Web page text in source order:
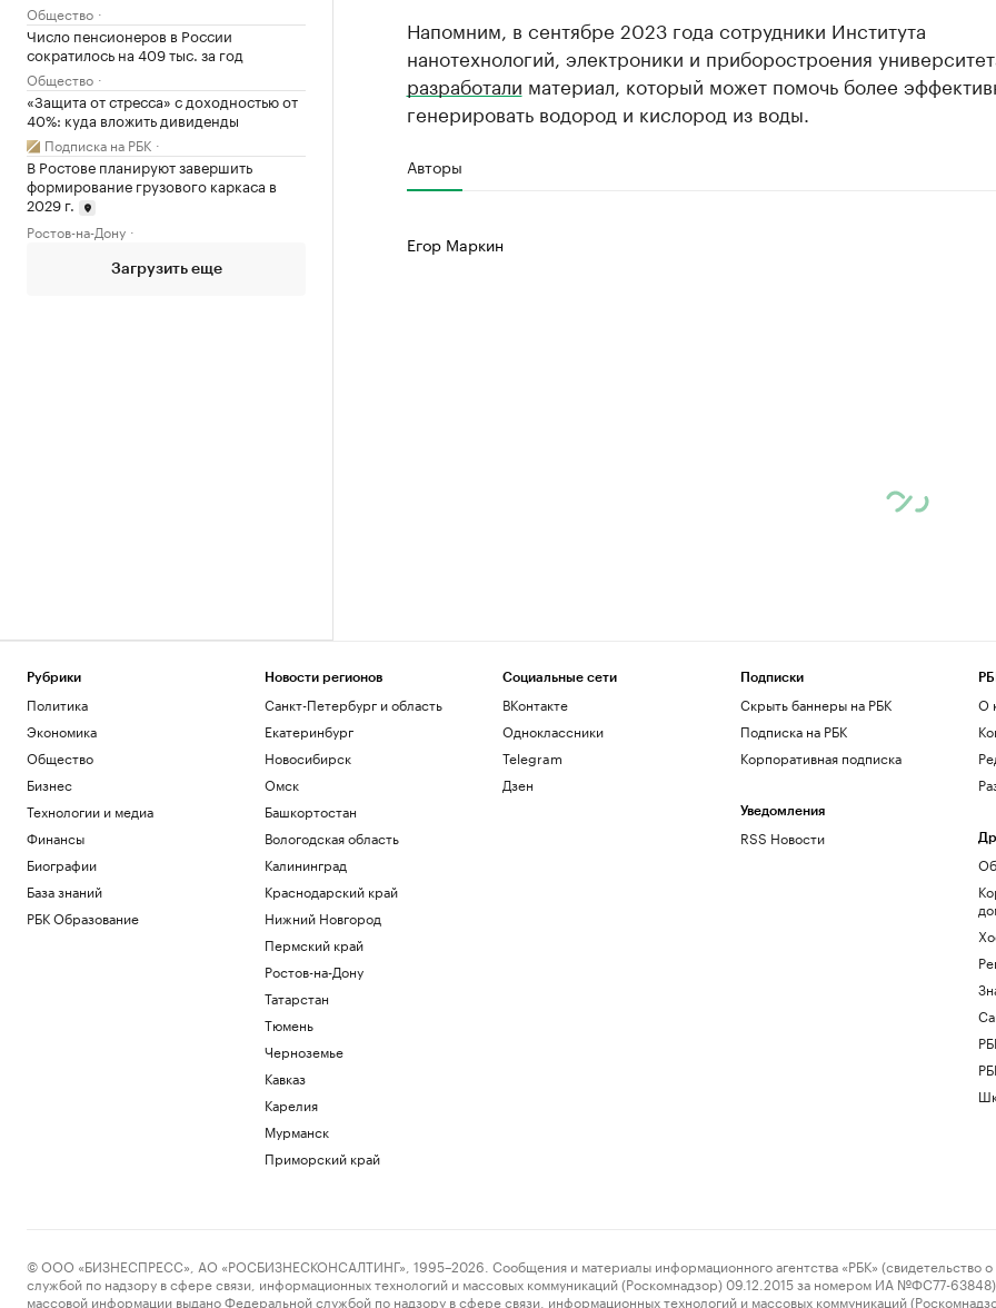
Общество
Число пенсионеров в России
сократилось на 409 тыс. за год
Общество
«Защита от стресса» с доходностью от
40%: куда вложить дивиденды
Подписка на РБК
В Ростове планируют завершить
формирование грузового каркаса в
2029 г.
Ростов-на-Дону
Загрузить еще
Напомним, в сентябре 2023 года сотрудники Института
нанотехнологий, электроники и приборостроения
разработали материал, который может помочь более
генерировать водород и кислород из воды.
Авторы
Егор Маркин
Рубрики
Политика
Экономика
Общество
Бизнес
Технологии и медиа
Финансы
Биографии
База знаний
РБК Образование
Новости регионов
Санкт-Петербург и область
Екатеринбург
Новосибирск
Омск
Башкортостан
Вологодская область
Калининград
Краснодарский край
Нижний Новгород
Пермский край
Ростов-на-Дону
Татарстан
Тюмень
Черноземье
Кавказ
Карелия
Мурманск
Приморский край
Социальные сети
ВКонтакте
Одноклассники
Telegram
Дзен
Подписки
Скрыть баннеры на РБК
Подписка на РБК
Корпоративная подписка
Уведомления
RSS Новости
О
© ООО «БИЗНЕСПРЕСС», АО «РОСБИЗНЕСКОНСАЛТИНГ», 1995–2026. Сообщения и материалы информационного агентства «РБК» (свидетельство о
службой по надзору в сфере связи, информационных технологий и массовых коммуникаций (Роскомнадзор) 09.12.2015 за номером ИА №ФС77-63848)
массовой информации выдано Федеральной службой по надзору в сфере связи, информационных технологий и массовых коммуникаций